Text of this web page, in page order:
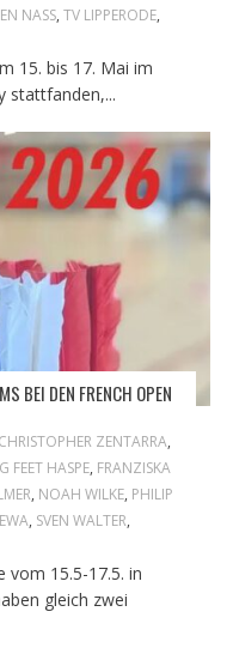
NASS, TV LIPPERODE,
15. bis 17. Mai im
stattfanden,...
BEI DEN FRENCH OPEN
CHRISTOPHER ZENTARRA,
FEET HASPE, FRANZISKA
, NOAH WILKE, PHILIP
, SVEN WALTER,
vom 15.5-17.5. in
gleich zwei